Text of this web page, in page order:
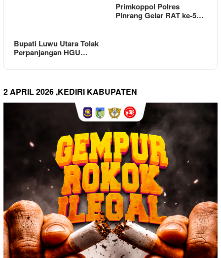
Bupati Luwu Utara Tolak
Perpanjangan HGU…
Primkoppol Polres
Pinrang Gelar RAT ke-5…
2 APRIL 2026 ,KEDIRI KABUPATEN